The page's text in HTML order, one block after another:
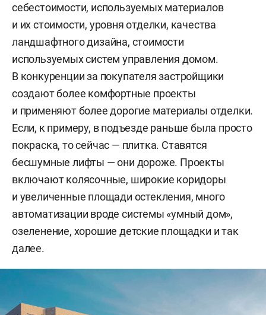
себестоимости, используемых материалов
и их стоимости, уровня отделки, качества
ландшафтного дизайна, стоимости
используемых систем управления домом.
В конкуренции за покупателя застройщики
создают более комфортные проекты
и применяют более дорогие материалы отделки.
Если, к примеру, в подъезде раньше была просто
покраска, то сейчас — плитка. Ставятся
бесшумные лифты — они дороже. Проекты
включают колясочные, широкие коридоры
и увеличенные площади остекления, много
автоматизации вроде системы «умный дом»,
озеленение, хорошие детские площадки и так
далее.